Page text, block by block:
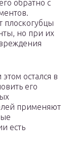
обратно с
плоскогубцы
но при их
остался в
его
применяют
есть